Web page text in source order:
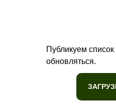
Публикуем
обновляться.